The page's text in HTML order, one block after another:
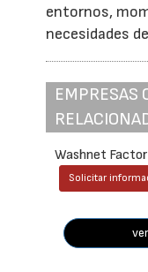
entornos,
necesidades
EMPRESAS
Washnet
Solicitar